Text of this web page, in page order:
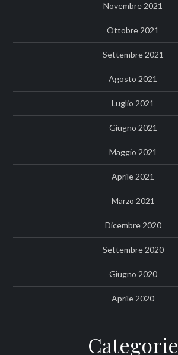
Novembre 2021
Ottobre 2021
Settembre 2021
Agosto 2021
Luglio 2021
Giugno 2021
Maggio 2021
Aprile 2021
Marzo 2021
Dicembre 2020
Settembre 2020
Giugno 2020
Aprile 2020
Categorie